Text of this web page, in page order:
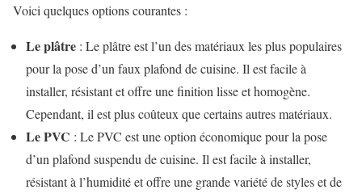
Voici quelques options courantes :
Le plâtre : Le plâtre est l’un des matériaux les plus populaires
pour la pose d’un faux plafond de cuisine. Il est facile à
installer, résistant et offre une finition lisse et homogène.
Cependant, il est plus coûteux que certains autres matériaux.
Le PVC : Le PVC est une option économique pour la pose
d’un plafond suspendu de cuisine. Il est facile à installer,
résistant à l’humidité et offre une grande variété de styles et de